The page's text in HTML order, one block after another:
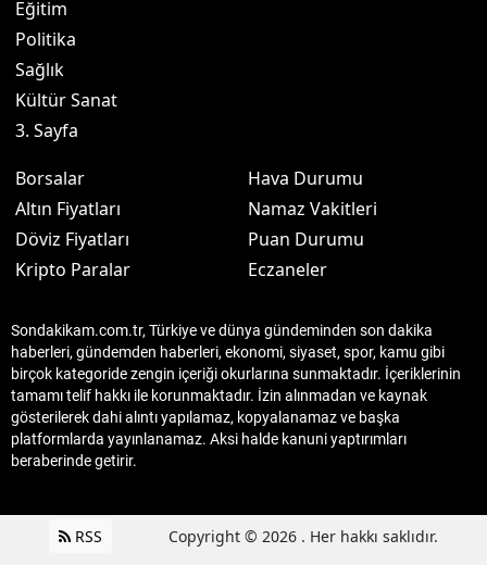
Eğitim
Politika
Sağlık
Kültür Sanat
3. Sayfa
Borsalar
Altın Fiyatları
Döviz Fiyatları
Kripto Paralar
Hava Durumu
Namaz Vakitleri
Puan Durumu
Eczaneler
Sondakikam.com.tr, Türkiye ve dünya gündeminden son dakika
haberleri, gündemden haberleri, ekonomi, siyaset, spor, kamu gibi
birçok kategoride zengin içeriği okurlarına sunmaktadır. İçeriklerinin
tamamı telif hakkı ile korunmaktadır. İzin alınmadan ve kaynak
gösterilerek dahi alıntı yapılamaz, kopyalanamaz ve başka
platformlarda yayınlanamaz. Aksi halde kanuni yaptırımları
beraberinde getirir.
RSS Copyright © 2026 . Her hakkı saklıdır.